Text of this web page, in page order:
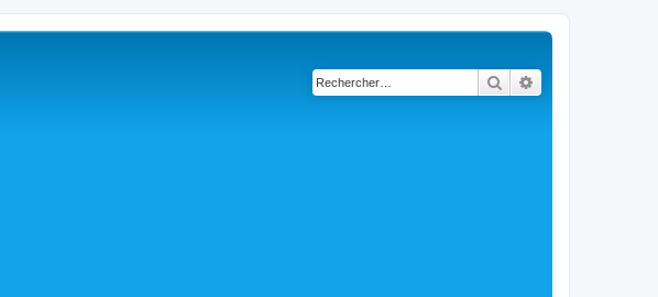
Rechercher